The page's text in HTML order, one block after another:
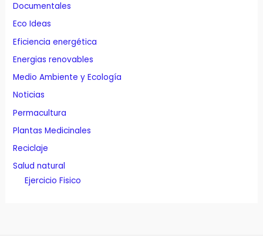
Documentales
Eco Ideas
Eficiencia energética
Energias renovables
Medio Ambiente y Ecología
Noticias
Permacultura
Plantas Medicinales
Reciclaje
Salud natural
Ejercicio Fisico